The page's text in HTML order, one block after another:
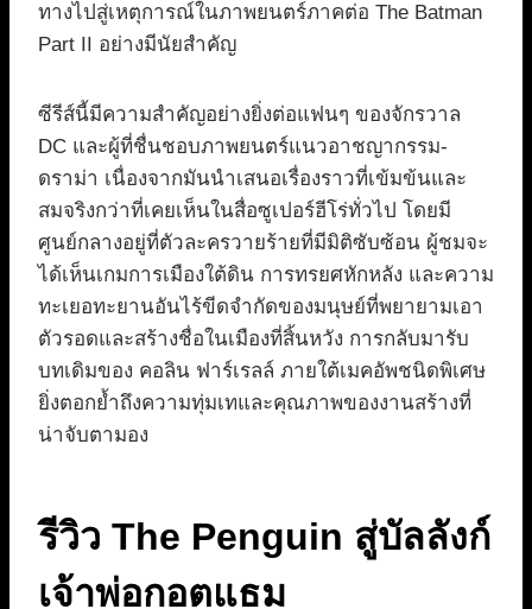
ทางไปสู่เหตุการณ์ในภาพยนตร์ภาคต่อ The Batman
Part II อย่างมีนัยสำคัญ
ซีรีส์นี้มีความสำคัญอย่างยิ่งต่อแฟนๆ ของจักรวาล
DC และผู้ที่ชื่นชอบภาพยนตร์แนวอาชญากรรม-
ดราม่า เนื่องจากมันนำเสนอเรื่องราวที่เข้มข้นและ
สมจริงกว่าที่เคยเห็นในสื่อซูเปอร์ฮีโร่ทั่วไป โดยมี
ศูนย์กลางอยู่ที่ตัวละครวายร้ายที่มีมิติซับซ้อน ผู้ชมจะ
ได้เห็นเกมการเมืองใต้ดิน การทรยศหักหลัง และความ
ทะเยอทะยานอันไร้ขีดจำกัดของมนุษย์ที่พยายามเอา
ตัวรอดและสร้างชื่อในเมืองที่สิ้นหวัง การกลับมารับ
บทเดิมของ คอลิน ฟาร์เรลล์ ภายใต้เมคอัพชนิดพิเศษ
ยิ่งตอกย้ำถึงความทุ่มเทและคุณภาพของงานสร้างที่
น่าจับตามอง
รีวิว The Penguin สู่บัลลังก์
เจ้าพ่อกอตแธม